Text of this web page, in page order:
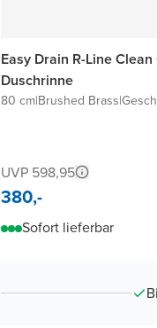
Easy Drain R-Line
Duschrinne
80 cm|Brushed Brass|
UVP 598,95
380,-
Sofort lieferbar